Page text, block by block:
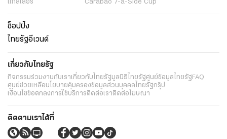
แกลเลอรี่
Carabao 7-a-Side Cup
ช็อปปิ้ง
ไทยรัฐอีเวนต์
เกี่ยวกับไทยรัฐ
กิจกรรมร่วมงานกับเราเกี่ยวกับไทยรัฐมูลนิธิไทยรัฐศูนย์ข้อมูลไทยรัฐFAQ
ศูนย์ช่วยเหลือนโยบายคุ้มครองข้อมูลส่วนบุคคลไทยรัฐกรุ๊ป
เงื่อนไขข้อตกลงการใช้บริการติดต่อเราติดต่อโฆษณา
ติดตามเราได้ที่